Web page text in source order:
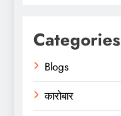
Categories
Blogs
कारोबार